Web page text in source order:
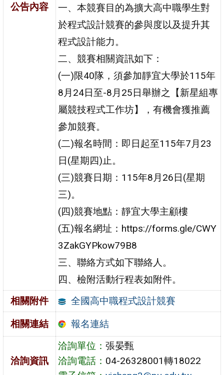
公告內容
一、本競賽目的為擴大高中職學生對
於程式設計競賽的參與度以及提升其
程式設計能力。
二、競賽相關資訊如下：
(一)限40隊，須參加靜宜大學於115年
8月24日至-8月25日舉辦之【新星組專
屬競技程式工作坊】，有機會獲推薦
參加競賽。
(二)報名時間：即日起至115年7月23
日(星期四)止。
(三)競賽日期：115年8月26日(星期
三)。
(四)競賽地點：靜宜大學主顧樓
(五)報名網址：https://forms.gle/CWY
3ZakGYPkow79B8
三、聯絡方式如下聯絡人。
四、檢附活動行程表如附件。
相關附件
全國高中職程式設計競賽
相關連結 報名連結
洽詢資訊
洽詢單位：張晏甄
洽詢電話： 04-26328001轉18022